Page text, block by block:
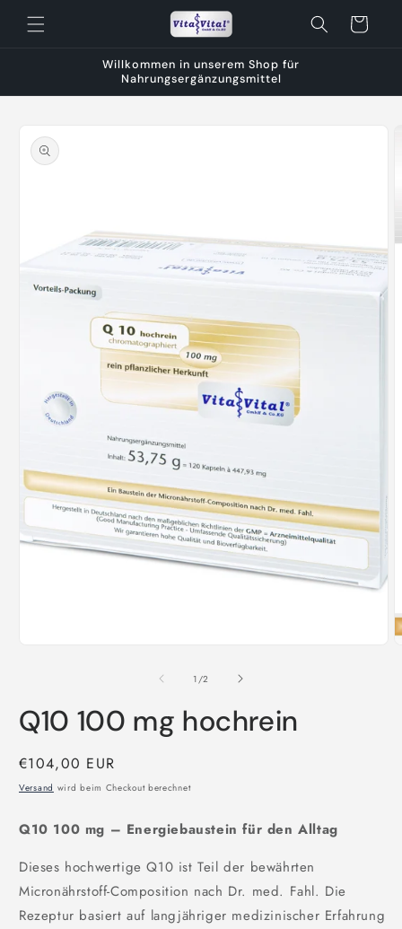
zum
Inhalt
Warenkorb
Willkommen in unserem Shop für
Nahrungsergänzungsmittel
Modal
1 /von
2
Q10 100 mg hochrein
Normaler
Preis
€104,00 EUR
Versand wird beim Checkout berechnet
Q10 100 mg – Energiebaustein für den Alltag
Dieses hochwertige Q10 ist Teil der bewährten
Micronährstoff-Composition nach Dr. med. Fahl. Die
Rezeptur basiert auf langjähriger medizinischer Erfahrung